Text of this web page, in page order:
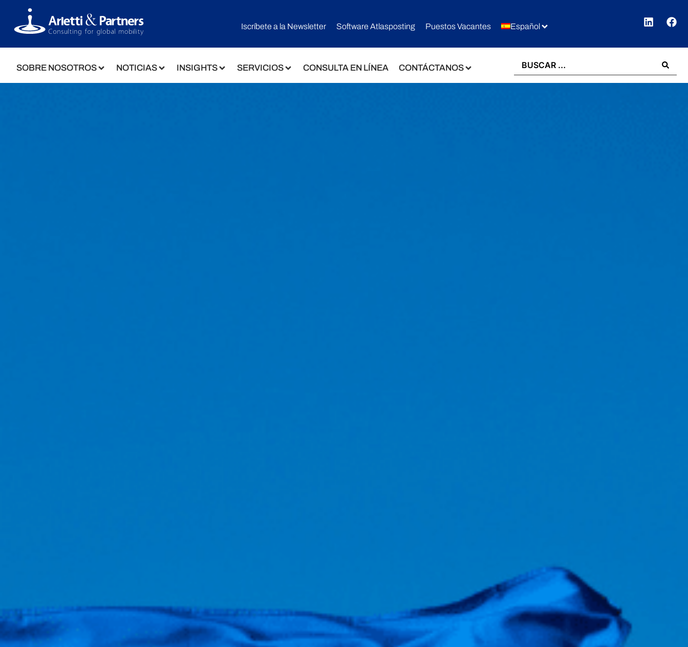
Iscríbete a la Newsletter Software Atlasposting Puestos Vacantes Español
SOBRE NOSOTROS NOTICIAS INSIGHTS SERVICIOS CONSULTA EN LÍNEA CONTÁCTANOS